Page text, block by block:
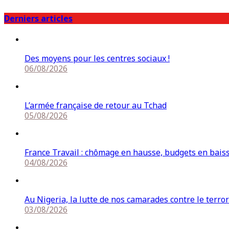
Derniers articles
Des moyens pour les centres sociaux !
06/08/2026
L’armée française de retour au Tchad
05/08/2026
France Travail : chômage en hausse, budgets en
04/08/2026
Au Nigeria, la lutte de nos camarades contre le
03/08/2026